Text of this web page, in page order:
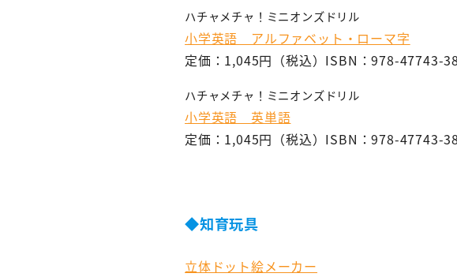
ハチャメチャ！ミニオンズドリル
小学英語 アルファベット・ローマ字
定価：1,045円（税込）ISBN：978-47743-
ハチャメチャ！ミニオンズドリル
小学英語 英単語
定価：1,045円（税込）ISBN：978-47743-
◆知育玩具
立体ドット絵メーカー